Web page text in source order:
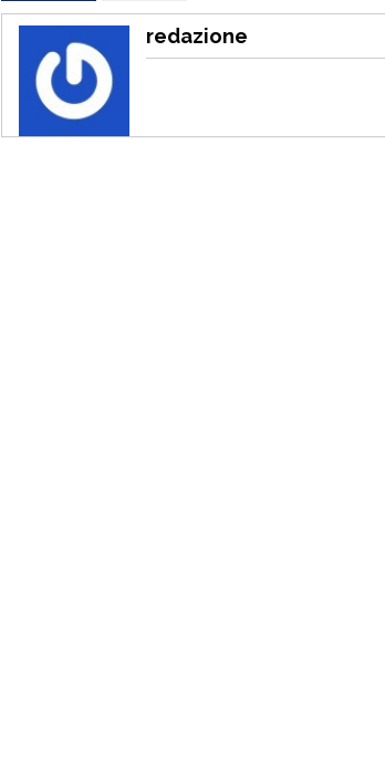
redazione